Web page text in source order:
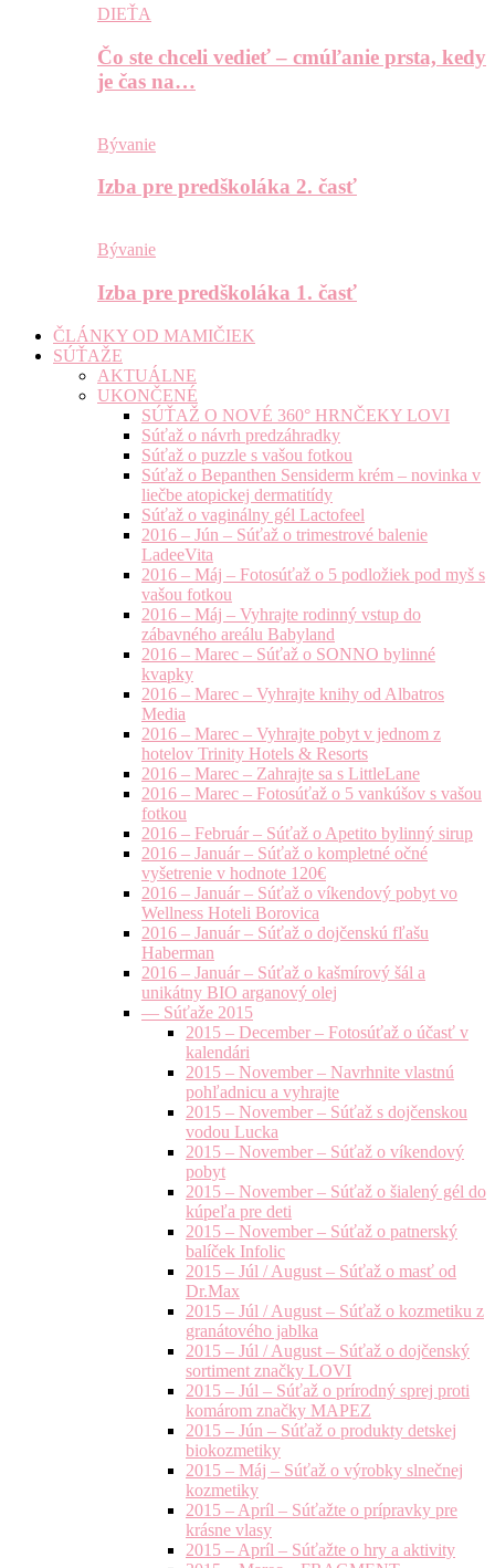
DIEŤA
Čo ste chceli vedieť – cmúľanie prsta, kedy
je čas na…
Bývanie
Izba pre predškoláka 2. časť
Bývanie
Izba pre predškoláka 1. časť
ČLÁNKY OD MAMIČIEK
SÚŤAŽE
AKTUÁLNE
UKONČENÉ
SÚŤAŽ O NOVÉ 360° HRNČEKY LOVI
Súťaž o návrh predzáhradky
Súťaž o puzzle s vašou fotkou
Súťaž o Bepanthen Sensiderm krém – novinka v
liečbe atopickej dermatitídy
Súťaž o vaginálny gél Lactofeel
2016 – Jún – Súťaž o trimestrové balenie
LadeeVita
2016 – Máj – Fotosúťaž o 5 podložiek pod myš s
vašou fotkou
2016 – Máj – Vyhrajte rodinný vstup do
zábavného areálu Babyland
2016 – Marec – Súťaž o SONNO bylinné
kvapky
2016 – Marec – Vyhrajte knihy od Albatros
Media
2016 – Marec – Vyhrajte pobyt v jednom z
hotelov Trinity Hotels & Resorts
2016 – Marec – Zahrajte sa s LittleLane
2016 – Marec – Fotosúťaž o 5 vankúšov s vašou
fotkou
2016 – Február – Súťaž o Apetito bylinný sirup
2016 – Január – Súťaž o kompletné očné
vyšetrenie v hodnote 120€
2016 – Január – Súťaž o víkendový pobyt vo
Wellness Hoteli Borovica
2016 – Január – Súťaž o dojčenskú fľašu
Haberman
2016 – Január – Súťaž o kašmírový šál a
unikátny BIO arganový olej
— Súťaže 2015
2015 – December – Fotosúťaž o účasť v
kalendári
2015 – November – Navrhnite vlastnú
pohľadnicu a vyhrajte
2015 – November – Súťaž s dojčenskou
vodou Lucka
2015 – November – Súťaž o víkendový
pobyt
2015 – November – Súťaž o šialený gél do
kúpeľa pre deti
2015 – November – Súťaž o patnerský
balíček Infolic
2015 – Júl / August – Súťaž o masť od
Dr.Max
2015 – Júl / August – Súťaž o kozmetiku z
granátového jablka
2015 – Júl / August – Súťaž o dojčenský
sortiment značky LOVI
2015 – Júl – Súťaž o prírodný sprej proti
komárom značky MAPEZ
2015 – Jún – Súťaž o produkty detskej
biokozmetiky
2015 – Máj – Súťaž o výrobky slnečnej
kozmetiky
2015 – Apríl – Súťažte o prípravky pre
krásne vlasy
2015 – Apríl – Súťažte o hry a aktivity